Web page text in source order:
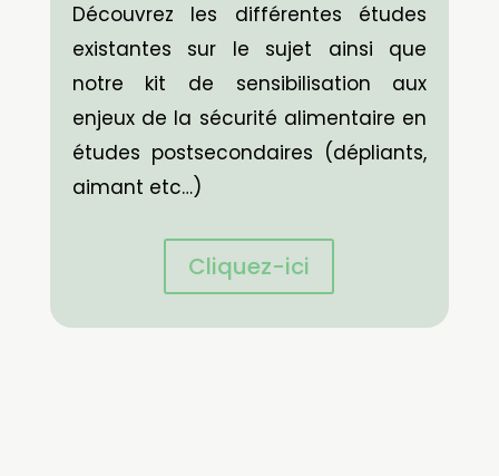
Découvrez les différentes études
existantes sur le sujet ainsi que
notre kit de sensibilisation aux
enjeux de la sécurité alimentaire en
études postsecondaires (dépliants,
aimant etc…)
Cliquez-ici